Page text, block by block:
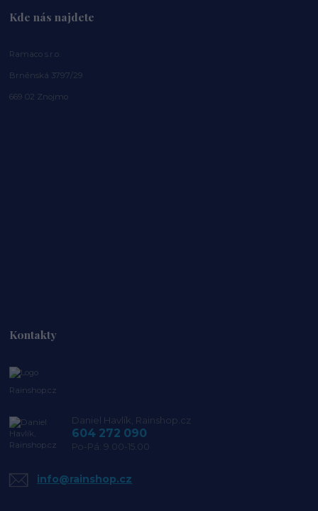
Kde nás najdete
Ramaco s.r.o.
Brněnská 3797/29
669 02 Znojmo
Kontakty
Rainshop.cz
Daniel Havlík, Rainshop.cz
604 272 090
Po-Pá: 9.00-15.00
info@rainshop.cz